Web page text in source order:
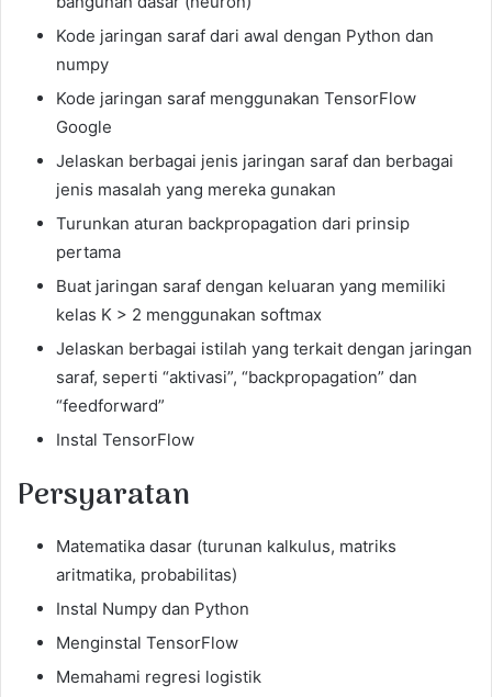
Kode jaringan saraf dari awal dengan Python dan
numpy
Kode jaringan saraf menggunakan TensorFlow
Google
Jelaskan berbagai jenis jaringan saraf dan berbagai
jenis masalah yang mereka gunakan
Turunkan aturan backpropagation dari prinsip
pertama
Buat jaringan saraf dengan keluaran yang memiliki
kelas K > 2 menggunakan softmax
Jelaskan berbagai istilah yang terkait dengan jaringan
saraf, seperti “aktivasi”, “backpropagation” dan
“feedforward”
Instal TensorFlow
Persyaratan
Matematika dasar (turunan kalkulus, matriks
aritmatika, probabilitas)
Instal Numpy dan Python
Menginstal TensorFlow
Memahami regresi logistik